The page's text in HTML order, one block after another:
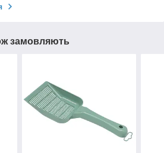
замовляють